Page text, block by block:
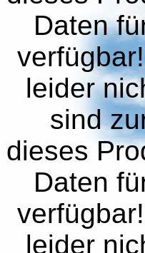
Daten
leider
sind
dieses
Daten
leider